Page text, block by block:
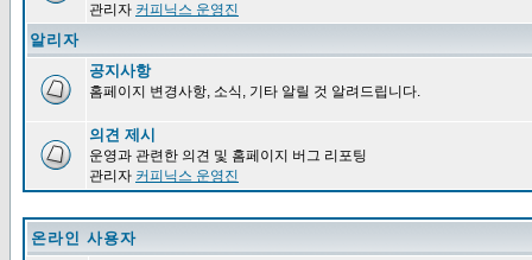
관리자 커피닉스 운영진
알리자
공지사항
홈페이지 변경사항, 소식, 기타 알릴 것 알려드립니다.
의견 제시
운영과 관련한 의견 및 홈페이지 버그 리포팅
관리자 커피닉스 운영진
온라인 사용자